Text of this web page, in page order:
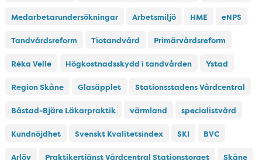
Medarbetarundersökningar Arbetsmiljö HME eNPS
Tandvårdsreform Tiotandvård Primärvårdsreform
Réka Velle Högkostnadsskydd i tandvården Ystad
Region Skåne Glasäpplet Stationsstadens Vårdcentral
Båstad-Bjäre Läkarpraktik värmland specialistvård
Kundnöjdhet Svenskt Kvalitetsindex SKI BVC
Arlöv Praktikertjänst Vårdcentral Stationstorget Skåne